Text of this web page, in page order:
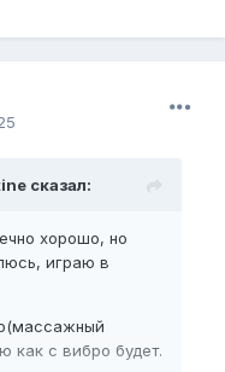
сказал:
хорошо, но
играю в
как с вибро будет.